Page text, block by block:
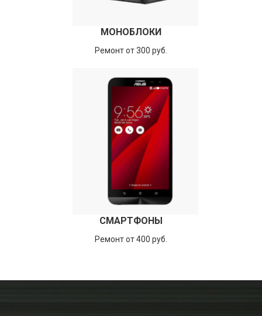
МОНОБЛОКИ
Ремонт от 300 руб.
СМАРТФОНЫ
Ремонт от 400 руб.